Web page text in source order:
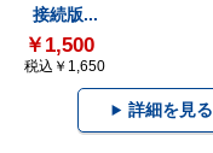
接続版...
￥1,500
税込￥1,650
詳細を見る